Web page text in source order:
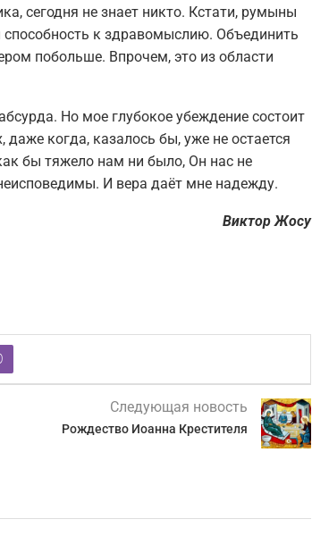
сегодня не знает никто. Кстати, румыны
способность к здравомыслию. Объединить
побольше. Впрочем, это из области
Но мое глубокое убеждение состоит
когда, казалось бы, уже не остается
бы тяжело нам ни было, Он нас не
И вера даёт мне надежду.
Виктор Жосу
Следующая новость
Рождество Иоанна Крестителя